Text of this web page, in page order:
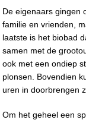
De eigenaars gingen
familie en vrienden,
laatste is het biobad
samen met de
ook met een ondiep
plonsen. Bovendien
uren in doorbrengen
Om het geheel een